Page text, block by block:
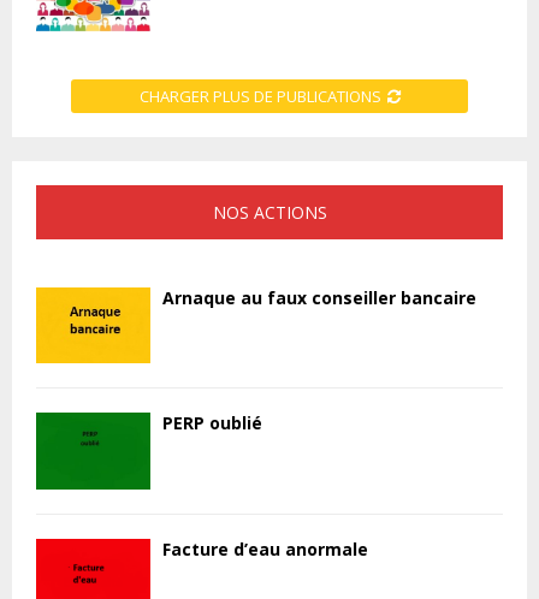
CHARGER PLUS DE PUBLICATIONS
NOS ACTIONS
Arnaque au faux conseiller bancaire
PERP oublié
Facture d’eau anormale